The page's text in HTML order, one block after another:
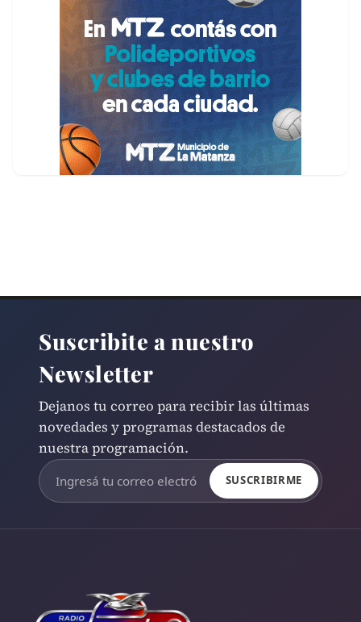
Suscribite a nuestro
Newsletter
Dejanos tu correo para recibir las últimas
novedades y programas destacados de
nuestra programación.
SUSCRIBIRME